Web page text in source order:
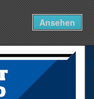
Ansehen